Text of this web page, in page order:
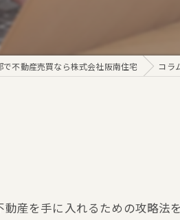
で不動産売買なら株式会社阪南住宅 コラ
産を手に入れるための攻略法